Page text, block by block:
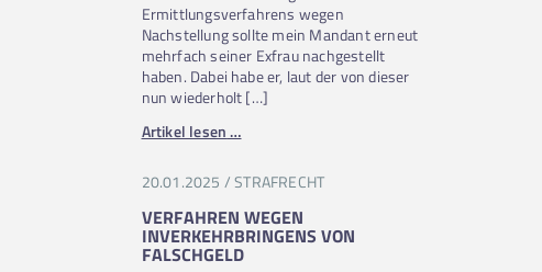
Ermittlungsverfahrens wegen
Nachstellung sollte mein Mandant erneut
mehrfach seiner Exfrau nachgestellt
haben. Dabei habe er, laut der von dieser
nun wiederholt […]
Artikel lesen…
20.01.2025 /STRAFRECHT
VERFAHREN WEGEN
INVERKEHRBRINGENS VON
FALSCHGELD